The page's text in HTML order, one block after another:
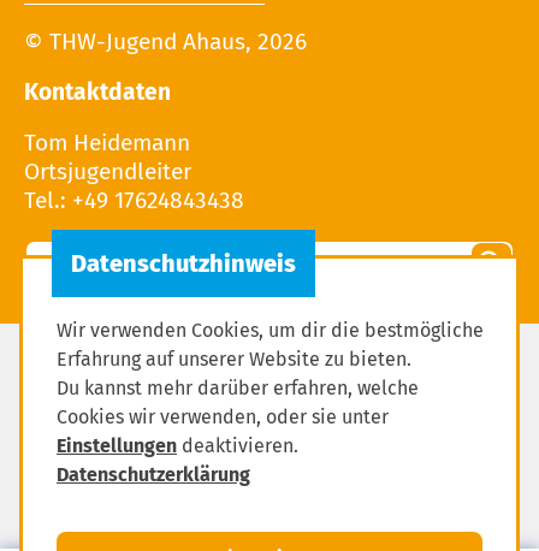
© THW-Jugend Ahaus, 2026
Kontaktdaten
Tom Heidemann
Ortsjugendleiter
Tel.: +49 17624843438
Impressum
Datenschutzerklärung
Downloads
Wir verwenden Cookies, um dir die bestmögliche
Erfahrung auf unserer Website zu bieten.
Du kannst mehr darüber erfahren, welche
Cookies wir verwenden, oder sie unter
Einstellungen deaktivieren.
Datenschutzerklärung